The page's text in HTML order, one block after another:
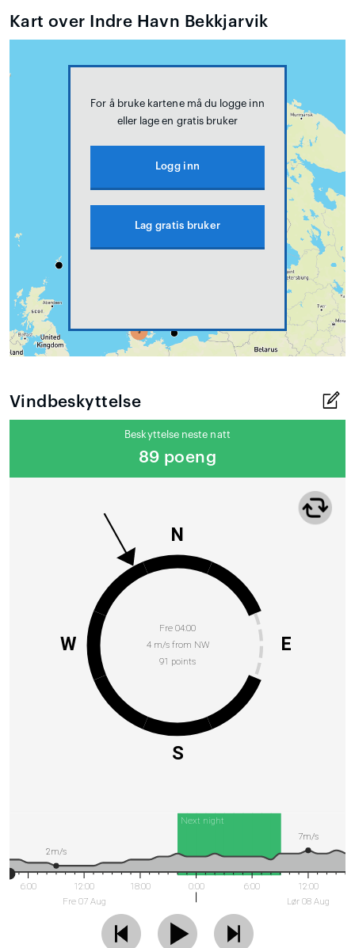
Kart over Indre Havn Bekkjarvik
For å bruke kartene må du logge inn
eller lage en gratis bruker
Logg inn
Lag gratis bruker
Vindbeskyttelse
Beskyttelse neste natt
89 poeng
Fre 04:00
4 m/s from NW
91 points
N
E
S
W
Next night
6:00
12:00
Fre 07 Aug
18:00 0:00 6:00
12:00
Lør 08 Aug
7m/s
2m/s